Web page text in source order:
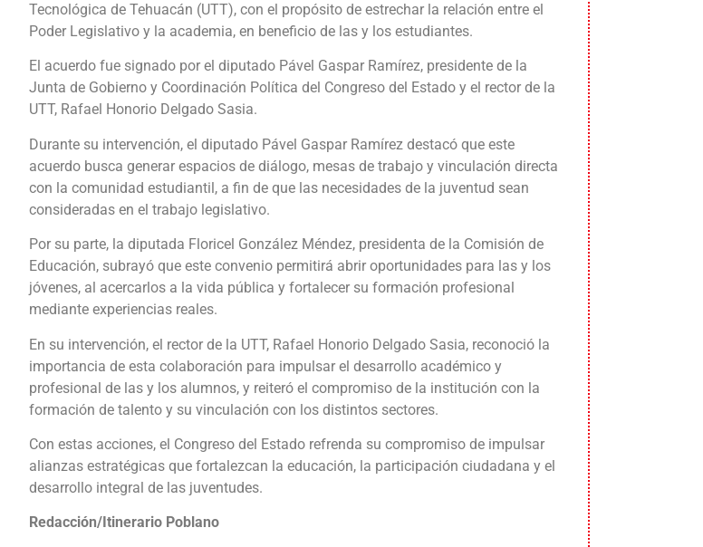
Tecnológica de Tehuacán (UTT), con el propósito de estrechar la relación entre el
Poder Legislativo y la academia, en beneficio de las y los estudiantes.
El acuerdo fue signado por el diputado Pável Gaspar Ramírez, presidente de la
Junta de Gobierno y Coordinación Política del Congreso del Estado y el rector de la
UTT, Rafael Honorio Delgado Sasia.
Durante su intervención, el diputado Pável Gaspar Ramírez destacó que este
acuerdo busca generar espacios de diálogo, mesas de trabajo y vinculación directa
con la comunidad estudiantil, a fin de que las necesidades de la juventud sean
consideradas en el trabajo legislativo.
Por su parte, la diputada Floricel González Méndez, presidenta de la Comisión de
Educación, subrayó que este convenio permitirá abrir oportunidades para las y los
jóvenes, al acercarlos a la vida pública y fortalecer su formación profesional
mediante experiencias reales.
En su intervención, el rector de la UTT, Rafael Honorio Delgado Sasia, reconoció la
importancia de esta colaboración para impulsar el desarrollo académico y
profesional de las y los alumnos, y reiteró el compromiso de la institución con la
formación de talento y su vinculación con los distintos sectores.
Con estas acciones, el Congreso del Estado refrenda su compromiso de impulsar
alianzas estratégicas que fortalezcan la educación, la participación ciudadana y el
desarrollo integral de las juventudes.
Redacción/Itinerario Poblano